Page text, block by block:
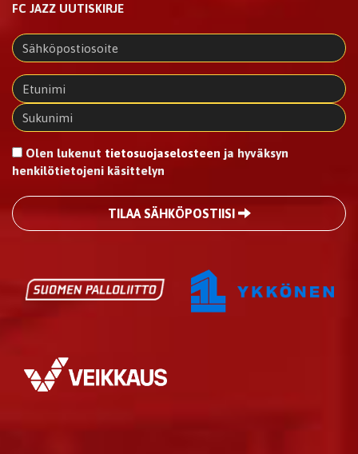
FC JAZZ UUTISKIRJE
Olen lukenut tietosuojaselosteen ja hyväksyn
henkilötietojeni käsittelyn
TILAA SÄHKÖPOSTIISI